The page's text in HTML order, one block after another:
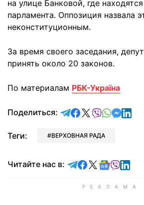
на улице Банковой, где
парламента. Оппозиция назвала
неконституционным.
За время своего заседания,
принять около 20 законов.
По материалам РБК-Україна
Поделиться: отправить в
поделиться в
поделиться в
отправить
Теги: ВЕРХОВНАЯ РАДА
Читайте нас в: Читайте в
Читайте в
Читайте в X
Читайте